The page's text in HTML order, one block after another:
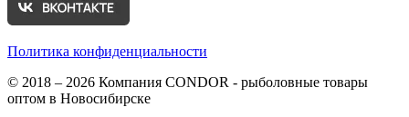
Политика конфиденциальности
© 2018 – 2026 Компания CONDOR - рыболовные товары
оптом в Новосибирске